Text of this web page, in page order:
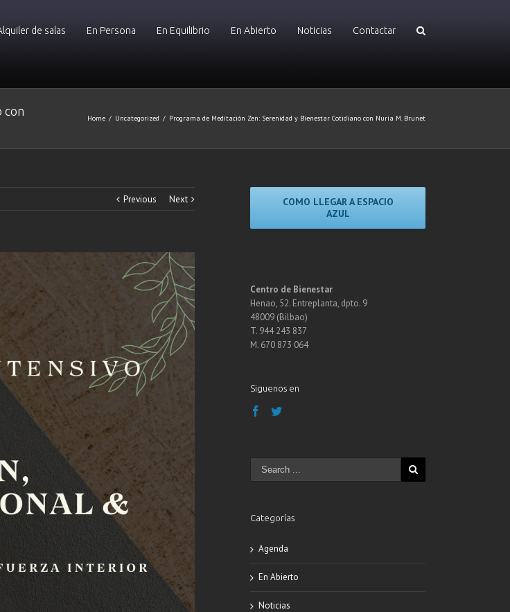
de salas En Persona En Equilibrio En Abierto Noticias Contactar
con
Home / Uncategorized / Programa de Meditación Zen: Serenidad y Bienestar Cotidiano con Nuria M. Brunet
Previous Next
COMO LLEGAR A ESPACIO
AZUL
Centro de Bienestar
Henao, 52. Entreplanta, dpto. 9
48009 (Bilbao)
T. 944 243 837
M. 670 873 064
Siguenos en
Categorías
Agenda
En Abierto
Noticias